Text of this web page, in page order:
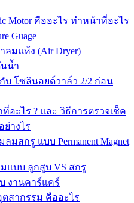
Motor คืออะไร ทำหน้าที่อะไร
Guage
ลมแห้ง (Air Dryer)
นน้ำ
บ โซลินอยด์วาล์ว 2/2 ก่อน
อะไร ? และ วิธีการตรวจเช็ค
ย่างไร
มสกรู แบบ Permanent Magnet
แบบ ลูกสูบ VS สกรู
งานคาร์แคร์
สากรรม คืออะไร